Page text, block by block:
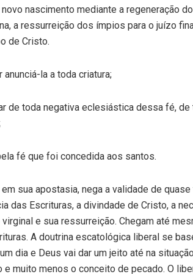
nascimento mediante a regeneração
a ressurreição dos ímpios para o juízo
de Cristo.
anunciá-la a toda criatura;
de toda negativa eclesiástica dessa fé,
fé que foi concedida aos santos.
sua apostasia, nega a validade de
das Escrituras, a divindade de Cristo, a
e sua ressurreição. Chegam até
A doutrina escatológica liberal se
dia e Deus vai dar um jeito até na
muito menos o conceito de pecado. O